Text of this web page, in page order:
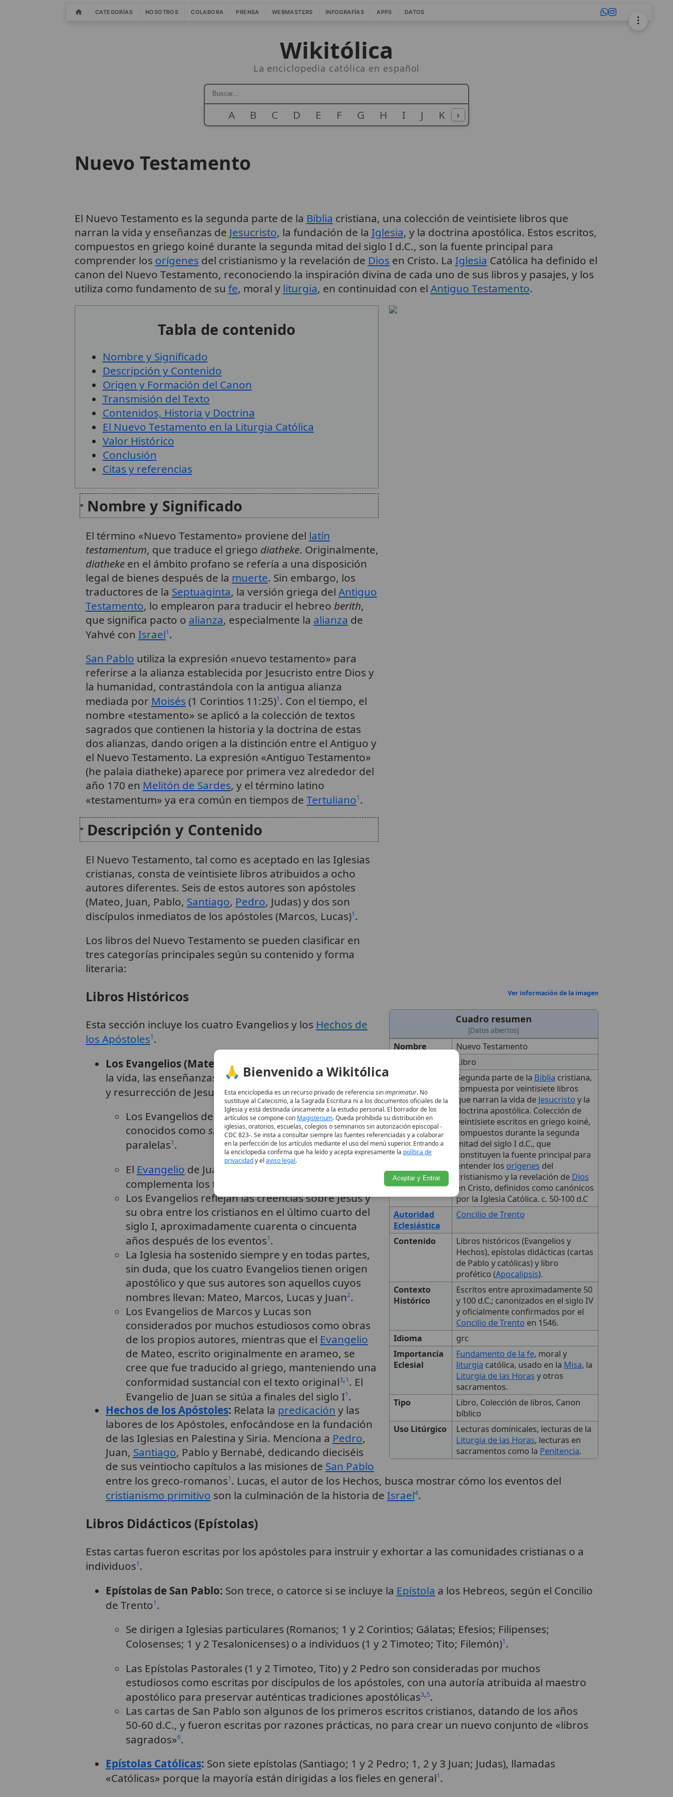
CATEGORÍAS NOSOTROS COLABORA PRENSA WEBMASTERS INFOGRAFÍAS APPS DATOS
Wikitólica
La enciclopedia católica en español
A B C D E F G H I J K L
›
Nuevo Testamento
El Nuevo Testamento es la segunda parte de la Biblia cristiana, una colección de veintisiete libros que
narran la vida y enseñanzas de Jesucristo, la fundación de la Iglesia, y la doctrina apostólica. Estos escritos,
compuestos en griego koiné durante la segunda mitad del siglo I d.C., son la fuente principal para
comprender los orígenes del cristianismo y la revelación de Dios en Cristo. La Iglesia Católica ha definido el
canon del Nuevo Testamento, reconociendo la inspiración divina de cada uno de sus libros y pasajes, y los
utiliza como fundamento de su fe, moral y liturgia, en continuidad con el Antiguo Testamento.
Ver información de la imagen
Cuadro resumen
[Datos abiertos]
Nombre
Nuevo Testamento
Libro
Segunda parte de la Biblia cristiana,
compuesta por veintisiete libros
que narran la vida de Jesucristo y la
doctrina apostólica. Colección de
veintisiete escritos en griego koiné,
compuestos durante la segunda
mitad del siglo I d.C., que
constituyen la fuente principal para
entender los orígenes del
cristianismo y la revelación de Dios
en Cristo, definidos como canónicos
por la Iglesia Católica. c. 50-100 d.C
Autoridad
Eclesiástica
Concilio de Trento
Contenido
Libros históricos (Evangelios y
Hechos), epístolas didácticas (cartas
de Pablo y católicas) y libro
profético (Apocalipsis).
Contexto
Histórico
Escritos entre aproximadamente 50
y 100 d.C.; canonizados en el siglo IV
y oficialmente confirmados por el
Concilio de Trento en 1546.
Idioma
grc
Importancia
Eclesial
Fundamento de la fe, moral y
liturgia católica, usado en la Misa, la
Liturgia de las Horas y otros
sacramentos.
Tipo
Libro, Colección de libros, Canon
bíblico
Uso Litúrgico
Lecturas dominicales, lecturas de la
Liturgia de las Horas, lecturas en
sacramentos como la Penitencia.
Tabla de contenido
Nombre y Significado
Descripción y Contenido
Origen y Formación del Canon
Transmisión del Texto
Contenidos, Historia y Doctrina
El Nuevo Testamento en la Liturgia Católica
Valor Histórico
Conclusión
Citas y referencias
Nombre y Significado
El término «Nuevo Testamento» proviene del latín
testamentum, que traduce el griego diatheke. Originalmente,
diathekeen el ámbito profano se refería a una disposición
legal de bienes después de la muerte. Sin embargo, los
traductores de la Septuaginta, la versión griega del Antiguo
Testamento, lo emplearon para traducir el hebreo berith,
que significa pacto o alianza, especialmente la alianza de
Yahvé con Israel1.
San Pablo utiliza la expresión «nuevo testamento» para
referirse a la alianza establecida por Jesucristo entre Dios y
la humanidad, contrastándola con la antigua alianza
mediada por Moisés (1 Corintios 11:25)1. Con el tiempo, el
nombre «testamento» se aplicó a la colección de textos
sagrados que contienen la historia y la doctrina de estas
dos alianzas, dando origen a la distinción entre el Antiguo y
el Nuevo Testamento. La expresión «Antiguo Testamento»
(he palaia diatheke) aparece por primera vez alrededor del
año 170 en Melitón de Sardes, y el término latino
«testamentum» ya era común en tiempos de Tertuliano1.
Descripción y Contenido
El Nuevo Testamento, tal como es aceptado en las Iglesias
cristianas, consta de veintisiete libros atribuidos a ocho
autores diferentes. Seis de estos autores son apóstoles
(Mateo, Juan, Pablo, Santiago, Pedro, Judas) y dos son
discípulos inmediatos de los apóstoles (Marcos, Lucas)1.
Los libros del Nuevo Testamento se pueden clasificar en
tres categorías principales según su contenido y forma
literaria:
Libros Históricos
Esta sección incluye los cuatro Evangelios y los Hechos de
los Apóstoles1.
Los Evangelios (Mateo, Marcos, Lucas, Juan):
Narran
la vida, las enseñanzas, los milagros, la pasión,muerte
y resurrección de Jesucristo1.
Los Evangelios de Mateo, Marcos y Lucas son
conocidos como sinópticosdebido a sus narrativas
paralelas1.
El Evangelio de Juan, en cierta medida,
complementa los tres primeros
Los Evangelios reflejan las creencias sobre Jesús y
su obra entre los cristianos en el último cuarto del
siglo I, aproximadamente cuarenta o cincuenta
años después de los eventos1.
La Iglesia ha sostenido siempre y en todas partes,
sin duda, que los cuatro Evangelios tienen origen
apostólico y que sus autores son aquellos cuyos
nombres llevan: Mateo, Marcos, Lucas y Juan2.
Los Evangelios de Marcos y Lucas son
considerados por muchos estudiosos como obras
de los propios autores, mientras que el Evangelio
de Mateo, escrito originalmente en arameo, se
cree que fue traducido al griego, manteniendo una
conformidad sustancial con el texto original3,1. El
Evangelio de Juan se sitúa a finales del siglo I1.
Hechos de los Apóstoles: Relata la predicación y las
labores de los Apóstoles, enfocándose en la fundación
de las Iglesias en Palestina y Siria. Menciona a Pedro,
Juan, Santiago, Pablo y Bernabé, dedicando dieciséis
de sus veintiocho capítulos a las misiones de San Pablo
entre los greco-romanos1. Lucas, el autor de los Hechos, busca mostrar cómo los eventos del
cristianismo primitivo son la culminación de la historia de Israel4.
Libros Didácticos (Epístolas)
Estas cartas fueron escritas por los apóstoles para instruir y exhortar a las comunidades cristianas o a
individuos1.
Epístolas de San Pablo: Son trece, o catorce si se incluye la Epístola a los Hebreos, según el Concilio
de Trento1.
Se dirigen a Iglesias particulares (Romanos; 1 y 2 Corintios; Gálatas; Efesios; Filipenses;
Colosenses; 1 y 2 Tesalonicenses) o a individuos (1 y 2 Timoteo; Tito; Filemón)1.
Las Epístolas Pastorales (1 y 2 Timoteo, Tito) y 2 Pedro son consideradas por muchos
estudiosos como escritas por discípulos de los apóstoles, con una autoría atribuida al maestro
apostólico para preservar auténticas tradiciones apostólicas3,5.
Las cartas de San Pablo son algunos de los primeros escritos cristianos, datando de los años
50-60 d.C., y fueron escritas por razones prácticas, no para crear un nuevo conjunto de «libros
sagrados»6.
Epístolas Católicas: Son siete epístolas (Santiago; 1 y 2 Pedro; 1, 2 y 3 Juan; Judas), llamadas
«Católicas» porque la mayoría están dirigidas a los fieles en general1.
🙏 Bienvenido a Wikitólica
Esta enciclopedia es un recurso privado de referencia sinimprimatur. No
sustituye al Catecismo, a la Sagrada Escritura ni a los documentos oficiales de la
Iglesia y está destinada únicamente a la estudio personal. El borrador de los
artículos se compone con Magisterium. Queda prohibida su distribución en
iglesias, oratorios, escuelas, colegios o seminarios sin autorización episcopal -
CDC 823-. Se insta a consultar siempre las fuentes referenciadas y a colaborar
en la perfección de los artículos mediante el uso del menú superior. Entrando a
la enciclopedia confirma que ha leído y acepta expresamente la política de
privacidady el aviso legal.
Aceptar y Entrar